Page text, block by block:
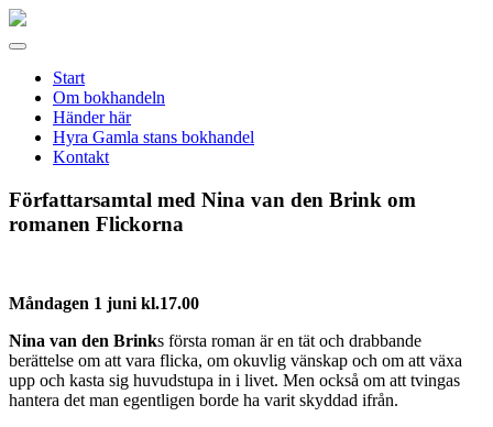
Gamla
Meny
Start
Om bokhandeln
Händer här
Hyra Gamla stans bokhandel
Kontakt
Författarsamtal med Nina van den Brink om
romanen Flickorna
Måndagen 1 juni kl.17.00
Nina van den Brinks första roman är en tät och drabbande
berättelse om att vara flicka, om okuvlig vänskap och om att växa
upp och kasta sig huvudstupa in i livet. Men också om att tvingas
hantera det man egentligen borde ha varit skyddad ifrån.